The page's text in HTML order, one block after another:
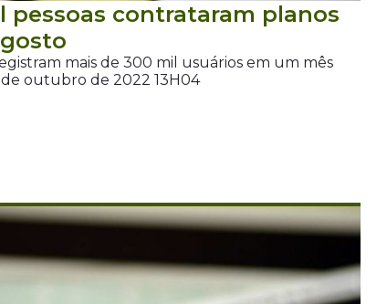
pessoas contrataram planos
mais de 300 mil usuários em um mês
de outubro de 2022 13H04